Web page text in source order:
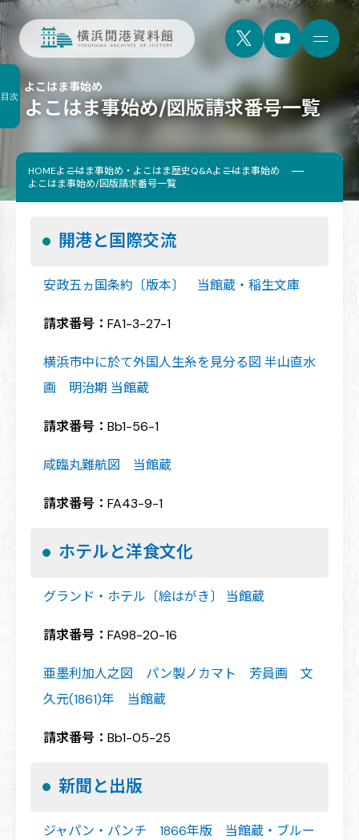
よこはま事始め/図版請求番号一覧
よこはま事始め
HOMEよこはま事始め・よこはま歴史Q&Aよこはま事始め
よこはま事始め/図版請求番号一覧
開港と国際交流
安政五ヵ国条約〔版本〕 当館蔵・稲生文庫
請求番号： FA1-3-27-1
横浜市中に於て外国人生糸を見分る図 半山直水
画 明治期 当館蔵
請求番号： Bb1-56-1
咸臨丸難航図 当館蔵
請求番号： FA43-9-1
ホテルと洋食文化
グランド・ホテル〔絵はがき〕 当館蔵
請求番号： FA98-20-16
亜墨利加人之図 パン製ノカマト 芳員画 文
久元(1861)年 当館蔵
請求番号： Bb1-05-25
新聞と出版
ジャパン・パンチ 1866年版 当館蔵・ブルー
目次